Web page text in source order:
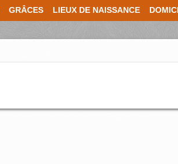
GRÂCES LIEUX DE NAISSANCE